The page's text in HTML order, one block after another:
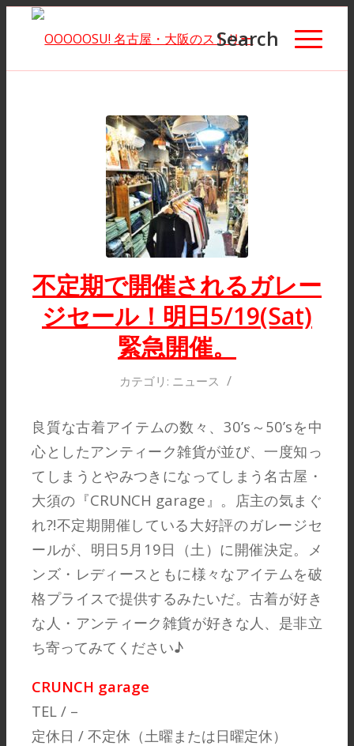
Search
不定期で開催されるガレー
ジセール！明日5/19(Sat)
緊急開催。
カテゴリ: ニュース /
良質な古着アイテムの数々、30’s～50’sを中
心としたアンティーク雑貨が並び、一度知っ
てしまうとやみつきになってしまう名古屋・
大須の『CRUNCH garage』。店主の気まぐ
れ?!不定期開催している大好評のガレージセ
ールが、明日5月19日（土）に開催決定。メ
ンズ・レディースともに様々なアイテムを破
格プライスで提供するみたいだ。古着が好き
な人・アンティーク雑貨が好きな人、是非立
ち寄ってみてください♪
CRUNCH garage
TEL / –
定休日 / 不定休（土曜または日曜定休）